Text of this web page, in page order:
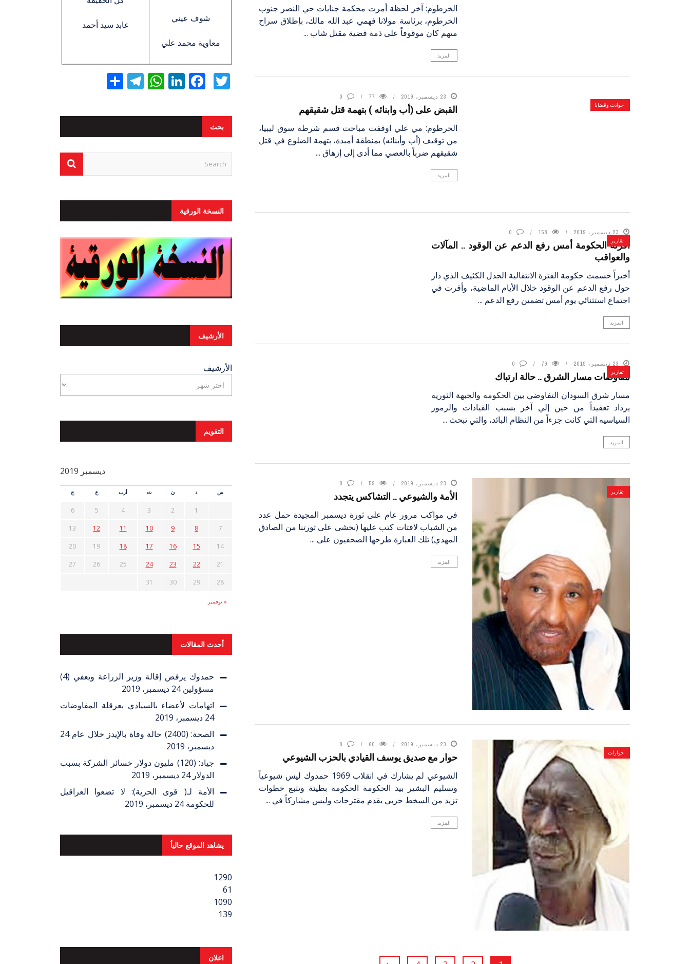
الخرطوم: آخر لحظة أمرت محكمة جنايات حي النصر جنوب
الخرطوم، برئاسة مولانا فهمي عبد الله مالك، بإطلاق سراح
متهم كان موقوفاً على ذمة قضية مقتل شاب ...
المزيد
حوادث وقضايا
23 ديسمبر، 2019 77
0
القبض على (أب وابنائه ) بتهمة قتل شقيقهم
الخرطوم: مي علي اوقفت مباحث قسم شرطة سوق ليبيا،
من توقيف (أب وأبنائه) بمنطقة أمبدة، بتهمة الضلوع في قتل
شقيقهم ضرباً بالعصي مما أدى إلى إزهاق ...
المزيد
تقارير
23 ديسمبر، 2019 158
0
أقرته الحكومة أمس رفع الدعم عن الوقود .. المآلات
والعواقب
أخيراً حسمت حكومة الفترة الانتقالية الجدل الكثيف الذي دار
حول رفع الدعم عن الوقود خلال الأيام الماضية، وأقرت في
اجتماع استثنائي يوم أمس تضمين رفع الدعم ...
المزيد
تقارير
23 ديسمبر، 2019 79
0
مفاوضات مسار الشرق .. حالة ارتباك
مسار شرق السودان التفاوضي بين الحكومه والجبهة الثوريه
يزداد تعقيداً من حين إلي آخر بسبب القيادات والرموز
السياسيه التي كانت جزءاً من النظام البائد، والتي تبحث ...
المزيد
تقارير
23 ديسمبر، 2019 59
0
الأمة والشيوعي .. التشاكس يتجدد
في مواكب مرور عام على ثورة ديسمبر المجيدة حمل عدد
من الشباب لافتات كتب عليها (نخشى على ثورتنا من الصادق
المهدي) تلك العبارة طرحها الصحفيون على ...
المزيد
حوارات
23 ديسمبر، 2019 60
0
حوار مع صديق يوسف القيادي بالحزب الشيوعي
الشيوعي لم يشارك في انقلاب 1969 حمدوك ليس شيوعياً
وتسليم البشير بيد الحكومة الحكومة بطيئة وتتبع خطوات
تزيد من السخط حزبي يقدم مقترحات وليس مشاركاً في ...
المزيد
شوف عيني
معاوية محمد علي
عابد سيد أحمد
Twitter
Facebook
LinkedIn
WhatsApp
Telegram
بحث
النسخة الورقية
الأرشيف
الأرشيف
التقويم
ديسمبر 2019
س د ن ث أرب خ ج
« نوفمبر
1
2
3
4
5
6
7
8
9
10
11
12
13
14
15
16
17
18
19
20
21
22
23
24
25
26
27
28
29
30
31
أحدث المقالات
حمدوك يرفض إقالة وزير الزراعة ويعفي (4)
مسؤولين 24 ديسمبر، 2019
اتهامات لأعضاء بالسيادي بعرقلة المفاوضات
24 ديسمبر، 2019
الصحة: (2400) حالة وفاة بالإيدز خلال عام
24
ديسمبر، 2019
جياد: (120) مليون دولار خسائر الشركة بسبب
الدولار 24 ديسمبر، 2019
الأمة لـ( قوى الحرية): لا تضعوا العراقيل
للحكومة 24 ديسمبر، 2019
يشاهد الموقع حالياُ
1290
61
1090
139
اعلان